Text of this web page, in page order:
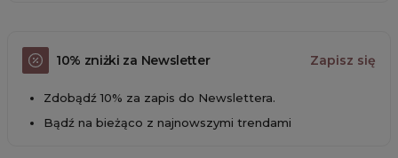
10% zniżki za Newsletter Zapisz się
Zdobądź 10% za zapis do Newslettera.
Bądź na bieżąco z najnowszymi trendami